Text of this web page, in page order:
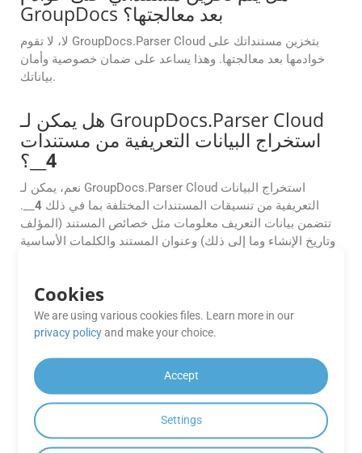
GroupDocs بعد معالجتها؟
لا، لا تقوم GroupDocs.Parser Cloud بتخزين مستنداتك على
خوادمها بعد معالجتها. وهذا يساعد على ضمان خصوصية وأمان
بياناتك.
هل يمكن لـ GroupDocs.Parser Cloud
استخراج البيانات التعريفية من مستندات
4 __؟
نعم، يمكن لـ GroupDocs.Parser Cloud استخراج البيانات
التعريفية من تنسيقات المستندات المختلفة بما في ذلك 4
__.
تتضمن بيانات التعريف معلومات مثل خصائص المستند (المؤلف
وتاريخ الإنشاء وما إلى ذلك) وعنوان المستند والكلمات الأساسية
ما مدى موثوقية عملية تحليل مستندات
GroupDocs.Parser Cloud ومسح
الباركود؟
يهدف GroupDocs.Parser Cloud إلى تقديم خدمة موثوقة. على
الرغم من أنه يعمل بشكل جيد بشكل عام، إلا أنه قد تحدث
مشكلات أو فترات توقف عن العمل في بعض الأحيان. يمكنك
الرجوع إلى وثائق GroupDocs.Parser Cloud أو الاتصال بالدعم
الخاص بهم للحصول على معلومات حول موثوقية الخدمة ووقت
Cookies
We are using various cookies files. Learn more in our
privacy policyand make your choice.
Accept
Settings